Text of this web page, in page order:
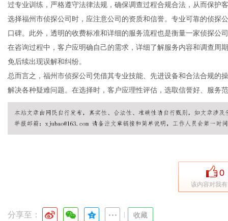
过专业训练，严格遵守法律法规，确保调查过程合规合法，从而保护
选择福州市侦探公司时，应注意公司的资质和信誉。专业可靠的侦探
口碑。此外，透明的收费标准和详细的服务流程也是衡量一家侦探公
在咨询过程中，客户应明确自己的需求，详细了解服务内容和调查周
免后续出现误解和纠纷。
总而言之，福州市侦探公司凭借其专业技能、先进设备和合法合规的
解决各种疑难问题。在选择时，客户应理性评估，选取信誉好、服务
0
该内容对我
分享至： 收藏